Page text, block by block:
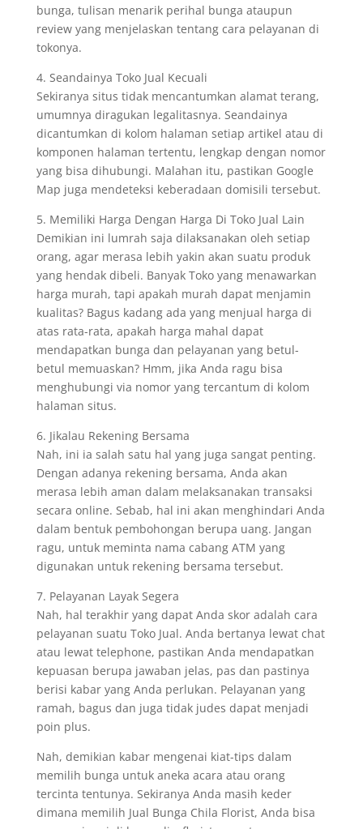
bunga, tulisan menarik perihal bunga ataupun
review yang menjelaskan tentang cara pelayanan di
tokonya.
4. Seandainya Toko Jual Kecuali
Sekiranya situs tidak mencantumkan alamat terang,
umumnya diragukan legalitasnya. Seandainya
dicantumkan di kolom halaman setiap artikel atau di
komponen halaman tertentu, lengkap dengan nomor
yang bisa dihubungi. Malahan itu, pastikan Google
Map juga mendeteksi keberadaan domisili tersebut.
5. Memiliki Harga Dengan Harga Di Toko Jual Lain
Demikian ini lumrah saja dilaksanakan oleh setiap
orang, agar merasa lebih yakin akan suatu produk
yang hendak dibeli. Banyak Toko yang menawarkan
harga murah, tapi apakah murah dapat menjamin
kualitas? Bagus kadang ada yang menjual harga di
atas rata-rata, apakah harga mahal dapat
mendapatkan bunga dan pelayanan yang betul-
betul memuaskan? Hmm, jika Anda ragu bisa
menghubungi via nomor yang tercantum di kolom
halaman situs.
6. Jikalau Rekening Bersama
Nah, ini ia salah satu hal yang juga sangat penting.
Dengan adanya rekening bersama, Anda akan
merasa lebih aman dalam melaksanakan transaksi
secara online. Sebab, hal ini akan menghindari Anda
dalam bentuk pembohongan berupa uang. Jangan
ragu, untuk meminta nama cabang ATM yang
digunakan untuk rekening bersama tersebut.
7. Pelayanan Layak Segera
Nah, hal terakhir yang dapat Anda skor adalah cara
pelayanan suatu Toko Jual. Anda bertanya lewat chat
atau lewat telephone, pastikan Anda mendapatkan
kepuasan berupa jawaban jelas, pas dan pastinya
berisi kabar yang Anda perlukan. Pelayanan yang
ramah, bagus dan juga tidak judes dapat menjadi
poin plus.
Nah, demikian kabar mengenai kiat-tips dalam
memilih bunga untuk aneka acara atau orang
tercinta tentunya. Sekiranya Anda masih keder
dimana memilih Jual Bunga Chila Florist, Anda bisa